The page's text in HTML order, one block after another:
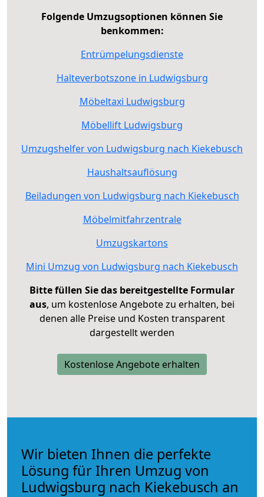
Folgende Umzugsoptionen können Sie
benkommen:
Entrümpelungsdienste
Halteverbotszone in Ludwigsburg
Möbeltaxi Ludwigsburg
Möbellift Ludwigsburg
Umzugshelfer von Ludwigsburg nach Kiekebusch
Haushaltsauflösung
Beiladungen von Ludwigsburg nach Kiekebusch
Möbelmitfahrzentrale
Umzugskartons
Mini Umzug von Ludwigsburg nach Kiekebusch
Bitte füllen Sie das bereitgestellte Formular
aus, um kostenlose Angebote zu erhalten, bei
denen alle Preise und Kosten transparent
dargestellt werden
Kostenlose Angebote erhalten
Wir bieten Ihnen die perfekte
Lösung für Ihren Umzug von
Ludwigsburg nach Kiekebusch an